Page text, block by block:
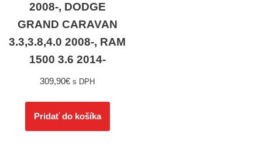
2008-, DODGE
GRAND CARAVAN
3.3,3.8,4.0 2008-, RAM
1500 3.6 2014-
309,90€ s DPH
Pridať do košíka